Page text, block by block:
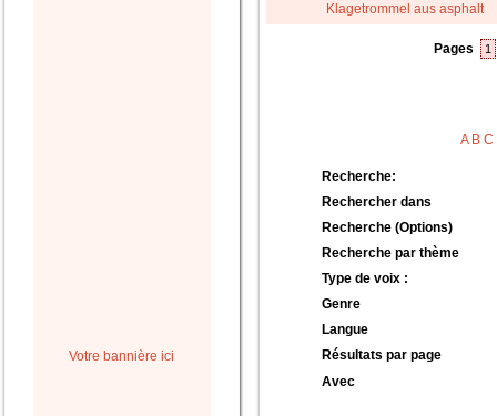
Votre bannière ici
Klagetrommel aus asphalt
Pages 1
A B C
Recherche:
Rechercher dans
Recherche (Options)
Recherche par thème
Type de voix :
Genre
Langue
Résultats par page
Avec